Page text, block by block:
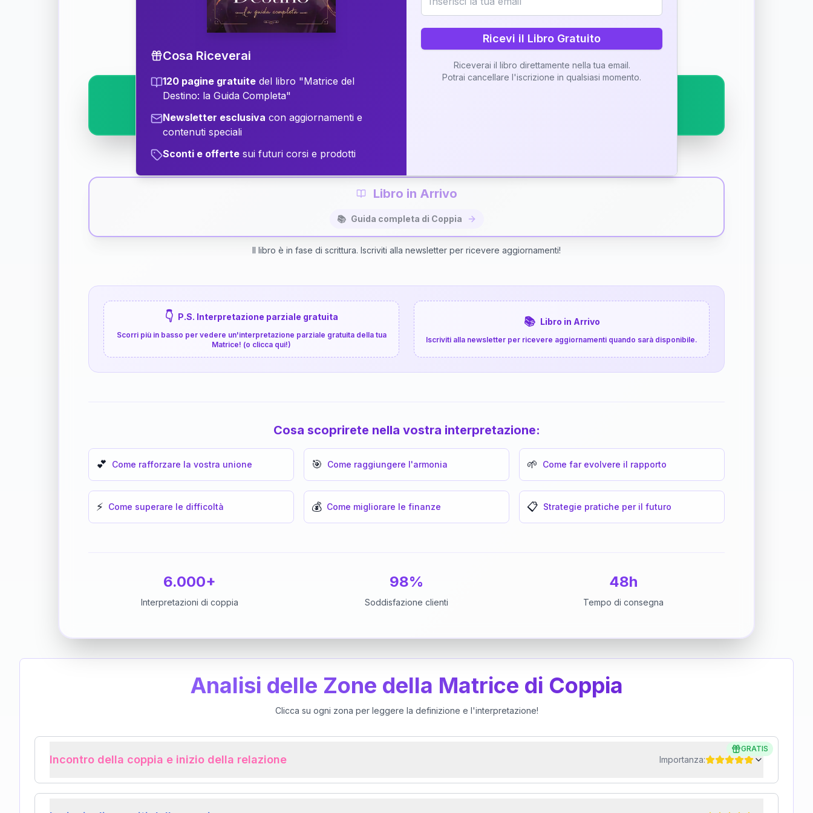
Scopri il significato della vostra Matrice di Coppia attraverso una nostra interpretazione
✨ Interpretazione personalizzata
⚡
Libro in Arrivo
📚 Guida completa di Coppia
Il libro è in fase di scrittura. Iscriviti alla newsletter per ricevere aggiornamenti!
👇 P.S. Interpretazione parziale gratuita
Scorri più in basso per vedere un'interpretazione parziale gratuita della tua
Matrice! (o clicca qui!)
📚 Libro in Arrivo
Iscriviti alla newsletter per ricevere aggiornamenti quando sarà disponibile.
Cosa scoprirete nella vostra interpretazione:
💕 Come rafforzare la vostra unione 🎯 Come raggiungere l'armonia 🌱 Come far evolvere il rapporto
⚡ Come superare le difficoltà 💰 Come migliorare le finanze 📋 Strategie pratiche per il futuro
6.000+
Interpretazioni di coppia
98%
Soddisfazione clienti
48h
Tempo di consegna
Analisi delle Zone della Matrice di Coppia
Clicca su ogni zona per leggere la definizione e l'interpretazione!
GRATIS
Incontro della coppia e inizio della relazione Importanza:
Cosa Riceverai
120 pagine gratuite del libro "Matrice del
Destino: la Guida Completa"
Newsletter esclusiva con aggiornamenti e
contenuti speciali
Sconti e offerte sui futuri corsi e prodotti
Ricevi il Libro Gratuito
Riceverai il libro direttamente nella tua email.
Potrai cancellare l'iscrizione in qualsiasi momento.